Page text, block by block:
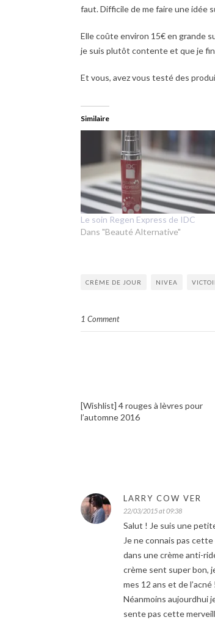
faut. Difficile de me faire une idée
Elle coûte environ 15€ en grande
je suis plutôt contente et que je
Et vous, avez vous testé des
Similaire
Le soin Regen Express de IDC
Dans "Beauté Alternative"
CRÈME DE JOUR NIVEA
1 Comment
[Wishlist] 4 rouges à lèvres pour
l’automne 2016
LARRY COW VER
22/03/2015 at 09:38
Salut ! Je suis une
Je ne connais pas
dans une crème anti-
crème sent super bon,
mes 12 ans et de
Néanmoins aujourdhui
sente pas cette